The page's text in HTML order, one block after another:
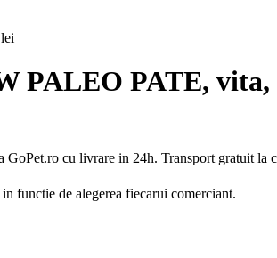
lei
PALEO PATE, vita,
cu livrare in 24h. Transport gratuit la
functie de alegerea fiecarui comerciant.